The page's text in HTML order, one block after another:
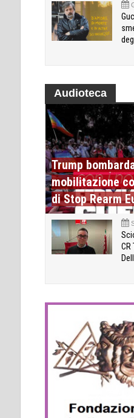
Audioteca
Trump
mobilitazione
di Stop Rearm
CR